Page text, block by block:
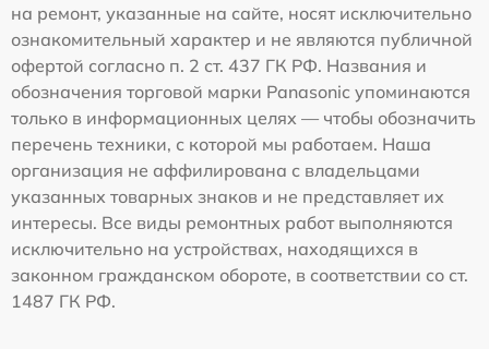
на ремонт, указанные на сайте, носят исключительно
ознакомительный характер и не являются публичной
офертой согласно п. 2 ст. 437 ГК РФ. Названия и
обозначения торговой марки Panasonic упоминаются
только в информационных целях — чтобы обозначить
перечень техники, с которой мы работаем. Наша
организация не аффилирована с владельцами
указанных товарных знаков и не представляет их
интересы. Все виды ремонтных работ выполняются
исключительно на устройствах, находящихся в
законном гражданском обороте, в соответствии со ст.
1487 ГК РФ.